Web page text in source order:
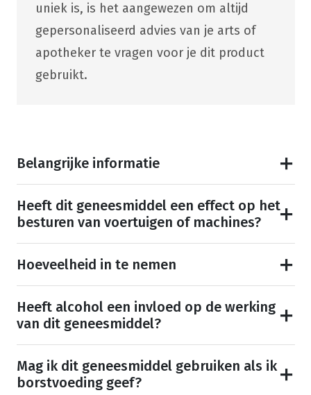
uniek is, is het aangewezen om altijd
gepersonaliseerd advies van je arts of
apotheker te vragen voor je dit product
gebruikt.
Belangrijke informatie
Heeft dit geneesmiddel een effect op het
besturen van voertuigen of machines?
Hoeveelheid in te nemen
Heeft alcohol een invloed op de werking
van dit geneesmiddel?
Mag ik dit geneesmiddel gebruiken als ik
borstvoeding geef?